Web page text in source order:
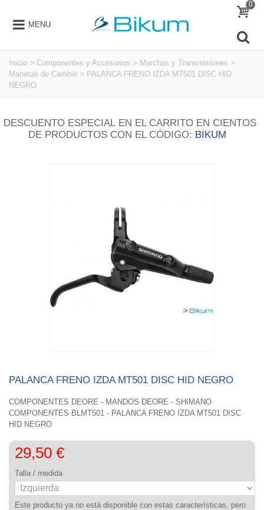
MENU
0
Inicio > Componentes y Accesorios > Marchas y Transmisiones >
Manetas de Cambio > PALANCA FRENO IZDA MT501 DISC HID
NEGRO
DESCUENTO ESPECIAL EN EL CARRITO EN CIENTOS
DE PRODUCTOS CON EL CÓDIGO: BIKUM
PALANCA FRENO IZDA MT501 DISC HID NEGRO
COMPONENTES DEORE - MANDOS DEORE - SHIMANO
COMPONENTES BLMT501 - PALANCA FRENO IZDA MT501 DISC
HID NEGRO
29,50 €
Talla / medida
Este producto ya no está disponible con estas características, pero